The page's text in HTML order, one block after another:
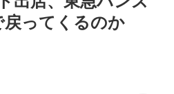
戻ってくるのか